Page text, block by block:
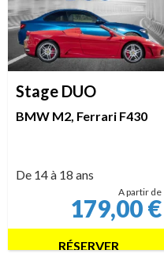
Stage DUO
BMW M2, Ferrari F430
De 14 à 18 ans
A partir de
179,00€
RÉSERVER